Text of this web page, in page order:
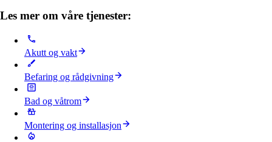
Les mer om våre tjenester:
Akutt og vakt
Befaring og rådgivning
Bad og våtrom
Montering og installasjon